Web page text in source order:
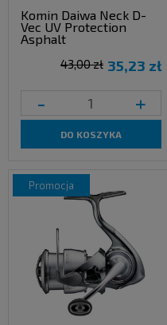
Komin Daiwa Neck D-
Vec UV Protection
Asphalt
35,23 zł
43,00 zł
- +
DO KOSZYKA
promocja